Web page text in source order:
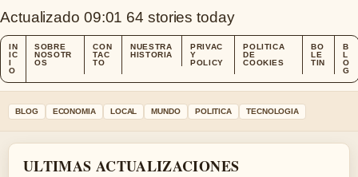
Actualizado 09:01 64 stories today
IN
IC
I
O
SOBRE
NOSOTR
OS
CON
TAC
TO
NUESTRA
HISTORIA
PRIVAC
Y
POLICY
POLITICA
DE
COOKIES
BO
LE
TIN
B
L
O
G
BLOG ECONOMIA LOCAL MUNDO POLITICA TECNOLOGIA
ULTIMAS ACTUALIZACIONES